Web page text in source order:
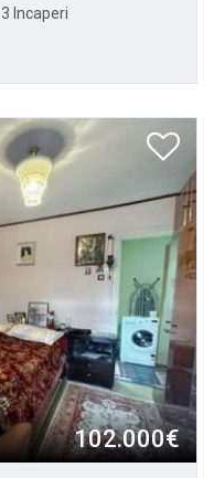
3 Incaperi
102.000€